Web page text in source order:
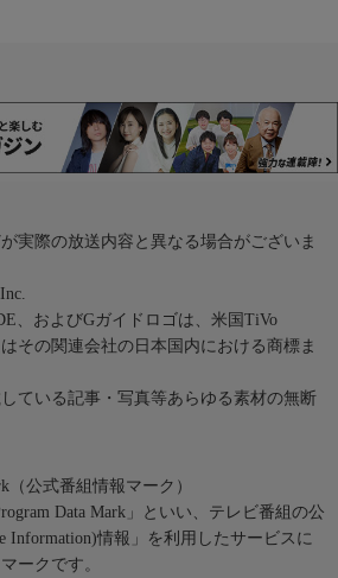
実際の放送内容と異なる場合がございま
、およびGガイドロゴは、米国TiVo
その関連会社の日本国内における商標ま
ている記事・写真等あらゆる素材の無断
（公式番組情報マーク）
Data Mark」といい、テレビ番組の公
Information)情報」を利用したサービスに
ークです。